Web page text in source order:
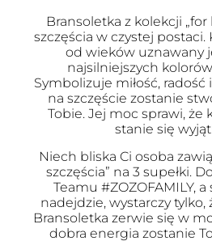
Bransoletka z kolekcji
szczęścia w czystej
od wieków uznawany
najsilniejszych
Symbolizuje miłość, radość
na szczęście zostanie
Tobie. Jej moc sprawi, że
stanie się
Niech bliska Ci osoba
szczęścia” na 3 supełki.
Teamu #ZOZOFAMILY,
nadejdzie, wystarczy tylko,
Bransoletka zerwie się w
dobra energia zostanie